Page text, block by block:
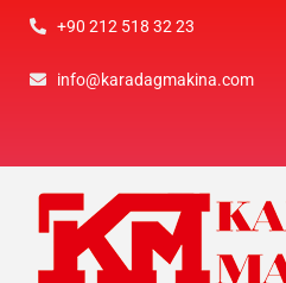
+90 212 518 32 23
info@karadagmakina.com